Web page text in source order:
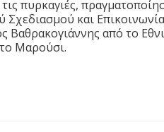
πυρκαγιές,
Σχεδιασμού και
Βαθρακογιάννης από το
Μαρούσι.